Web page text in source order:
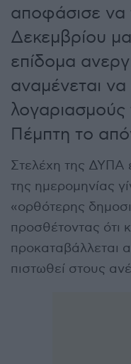
αποφάσισε να
Δεκεμβρίου
επίδομα
αναμένεται
λογαριασμούς
Πέμπτη το
Στελέχη της ΔΥΠΑ
της ημερομηνίας
«ορθότερης
προσθέτοντας ότι
προκαταβάλλεται
πιστωθεί στους